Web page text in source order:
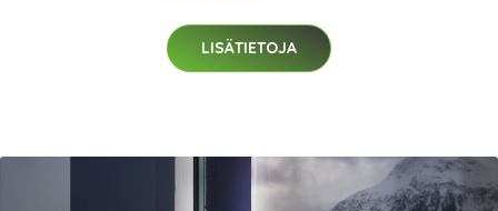
LISÄTIETOJA